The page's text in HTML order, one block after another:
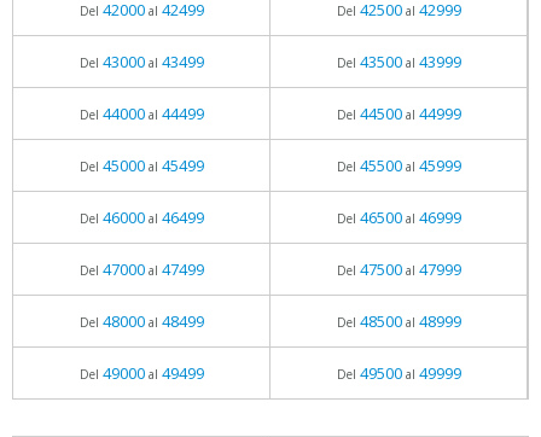
Del 42000al 42499 Del 42500al 42999
Del 43000al 43499 Del 43500al 43999
Del 44000al 44499 Del 44500al 44999
Del 45000al 45499 Del 45500al 45999
Del 46000al 46499 Del 46500al 46999
Del 47000al 47499 Del 47500al 47999
Del 48000al 48499 Del 48500al 48999
Del 49000al 49499 Del 49500al 49999